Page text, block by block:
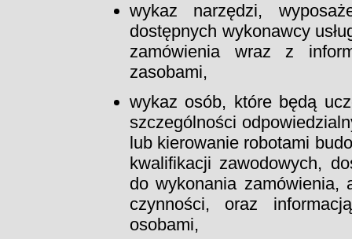
wykaz narzędzi,
dostępnych wykonawcy
zamówienia wraz z
zasobami,
wykaz osób, które będą
szczególności
lub kierowanie robotami
kwalifikacji zawodowych,
do wykonania zamówienia,
czynności, oraz
osobami,